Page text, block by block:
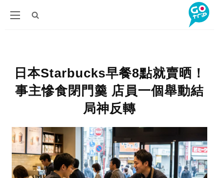
日本Starbucks早餐8點就賣晒！
事主慘食閉門羹 店員一個舉動結
局神反轉